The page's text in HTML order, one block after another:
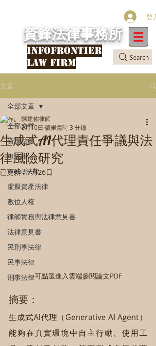
Search
登入
資鋒法律事務所
INFOFRONTIER
LAW FIRM
文章
全部文章
資訊法律
AI法律
Web3法律
虛擬資產法律
數位人權
律師實務與法律意見書
法律意見書
民刑事法律
民事法律
刑事法律
全部文章
生成式AI代理責任爭議與法
律風險研究
陳建佑律師
3月10日 讀畢需時 3 分鐘
已更新：7月26日
可點選進入雲端參閱論文PDF
摘要：
生成式AI代理（Generative AI Agent）
能夠在真實環境中自主行動、使用工